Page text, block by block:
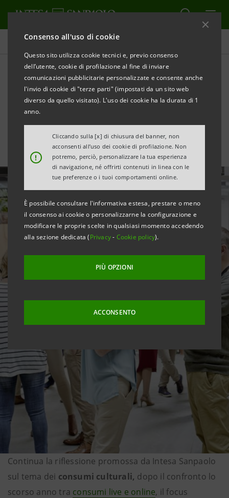
Consenso all'uso di cookie
Questo sito utilizza cookie tecnici e, previo consenso
dell’utente, cookie di profilazione al fine di inviare
comunicazioni pubblicitarie personalizzate e consente anche
l'invio di cookie di "terze parti" (impostati da un sito web
diverso da quello visitato). L'uso dei cookie ha la durata di 1
anno.
!
Cliccando sulla [x] di chiusura del banner, non
acconsenti all’uso dei cookie di profilazione. Non
potremo, perciò, personalizzare la tua esperienza
di navigazione, né offrirti contenuti in linea con le
tue preferenze o i tuoi comportamenti online.
È possibile consultare l'informativa estesa, prestare o meno
il consenso ai cookie o personalizzarne la configurazione e
modificare le proprie scelte in qualsiasi momento accedendo
alla sezione dedicata (Privacy- Cookie policy).
PIÙ OPZIONI
ACCONSENTO
Ricerche Comportamentali
I giovani tra festival e social
media
Continua la riflessione promossa da Intesa Sanpaolo
sul tema dei consumi culturali, dopo il confronto lo
scorso anno tra consumi live e online, il focus